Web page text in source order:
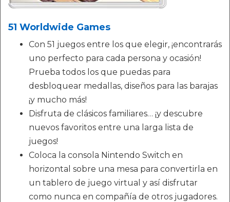
51 Worldwide Games
Con 51 juegos entre los que elegir, ¡encontrarás
uno perfecto para cada persona y ocasión!
Prueba todos los que puedas para
desbloquear medallas, diseños para las barajas
¡y mucho más!
Disfruta de clásicos familiares… ¡y descubre
nuevos favoritos entre una larga lista de
juegos!
Coloca la consola Nintendo Switch en
horizontal sobre una mesa para convertirla en
un tablero de juego virtual y así disfrutar
como nunca en compañía de otros jugadores.